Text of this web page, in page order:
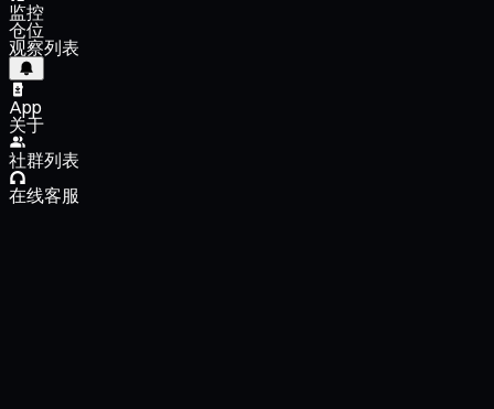
监控
仓位
观察列表
App
关于
社群列表
在线客服